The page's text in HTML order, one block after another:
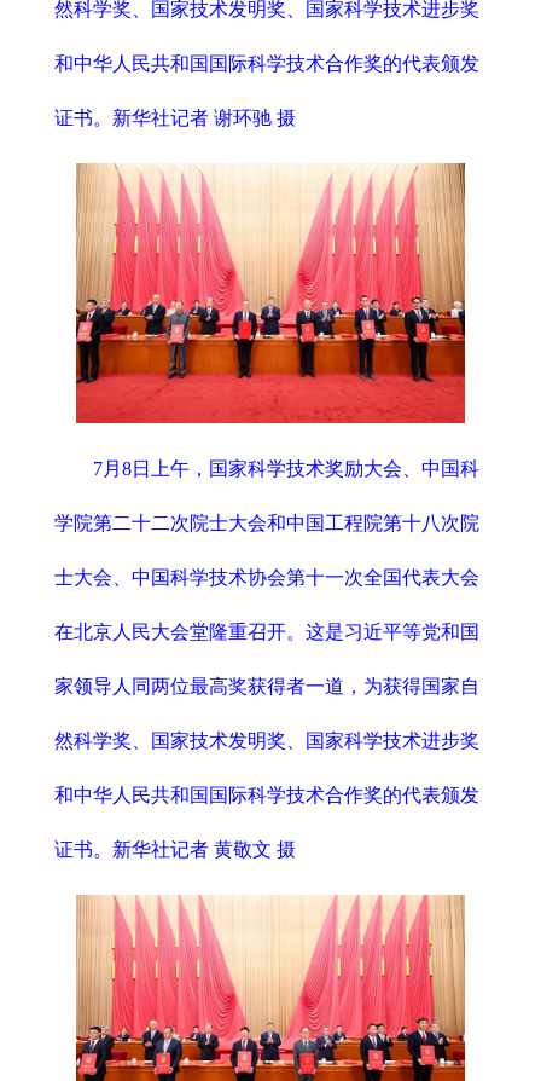
然科学奖、国家技术发明奖、国家科学技术进步奖
和中华人民共和国国际科学技术合作奖的代表颁发
证书。新华社记者 谢环驰 摄
7月8日上午，国家科学技术奖励大会、中国科
学院第二十二次院士大会和中国工程院第十八次院
士大会、中国科学技术协会第十一次全国代表大会
在北京人民大会堂隆重召开。这是习近平等党和国
家领导人同两位最高奖获得者一道，为获得国家自
然科学奖、国家技术发明奖、国家科学技术进步奖
和中华人民共和国国际科学技术合作奖的代表颁发
证书。新华社记者 黄敬文 摄